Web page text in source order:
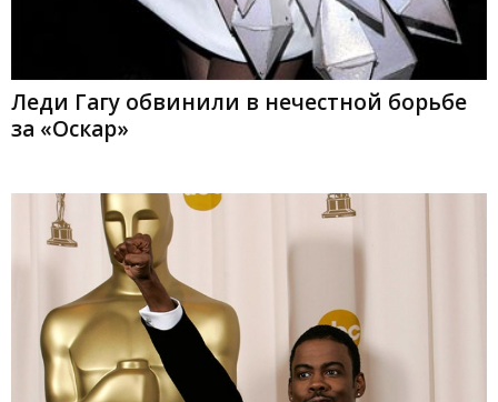
Леди Гагу обвинили в нечестной борьбе
за «Оскар»